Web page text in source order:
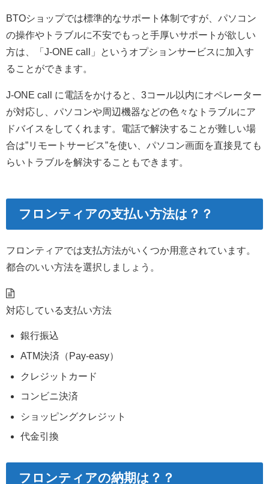
BTOショップでは標準的なサポート体制ですが、パソコン
の操作やトラブルに不安でもっと手厚いサポートが欲しい
方は、「J-ONE call」というオプションサービスに加入す
ることができます。
J-ONE call に電話をかけると、3コール以内にオペレーター
が対応し、パソコンや周辺機器などの色々なトラブルにア
ドバイスをしてくれます。電話で解決することが難しい場
合は”リモートサービス”を使い、パソコン画面を直接見ても
らいトラブルを解決することもできます。
フロンティアの支払い方法は？？
フロンティアでは支払方法がいくつか用意されています。
都合のいい方法を選択しましょう。
対応している支払い方法
銀行振込
ATM決済（Pay-easy）
クレジットカード
コンビニ決済
ショッピングクレジット
代金引換
フロンティアの納期は？？